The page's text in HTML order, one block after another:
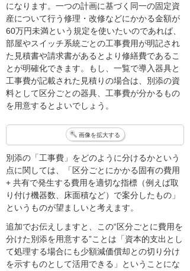
になります。一つの計画に基づく同一の固定資
産について行う修理・改修などにかかる金額が
60万円未満という規定を使いたいのであれば、
部屋やスイッチ系統ごとの工事費用が明記され
た見積書や請求書があるとより修繕費であるこ
とが明確化できます。もし、一覧で導入器具と
工事費が記載された見積りの場合は、別添の資
料として区分ごとの器具、工事費が分かるもの
を用意するとよいでしょう。
画像を拡大する
別添の「工事費」をどのように分けるかという
点に関しては、「区分ごとにかかる固有の費用
+ 共有で発生する費用を適切な指標（例えば取
り付け機器数、床面積など）で案分したもの」
というものが望ましいと考えます。
追加でお伝えしますと、この“区分ごとに費用を
分けた別添を用意する”ことは「資本的支出とし
て処理する場合にも少額減価償却との切り分け
を示すものとして活用できる」ということにな